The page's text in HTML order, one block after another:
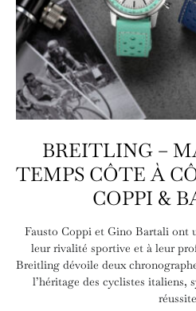
BREITLING –
TEMPS CÔTE À
COPPI &
Fausto Coppi et Gino Bartali ont
leur rivalité sportive et à leur
Breitling dévoile deux
l’héritage des cyclistes italiens,